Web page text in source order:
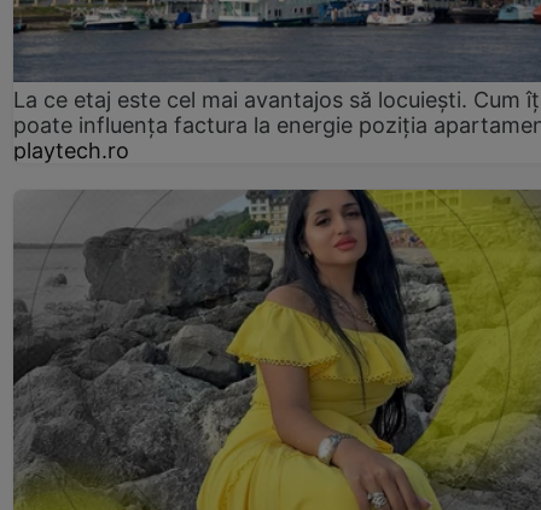
La ce etaj este cel mai avantajos să locuiești. Cum
poate influența factura la energie poziția
playtech.ro